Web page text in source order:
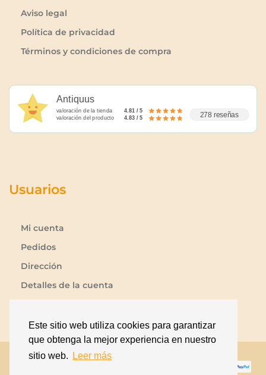
Este sitio web utiliza cookies para garantizar
que obtenga la mejor experiencia en nuestro
sitio web.
Leer más
Aviso legal
Política de privacidad
Términos y condiciones de compra
Antiquus
valoración de la tienda
4.81 / 5
valoración del producto
4.83 / 5 278 reseñas
Usuarios
Mi cuenta
Pedidos
Dirección
Detalles de la cuenta
Contraseña perdida